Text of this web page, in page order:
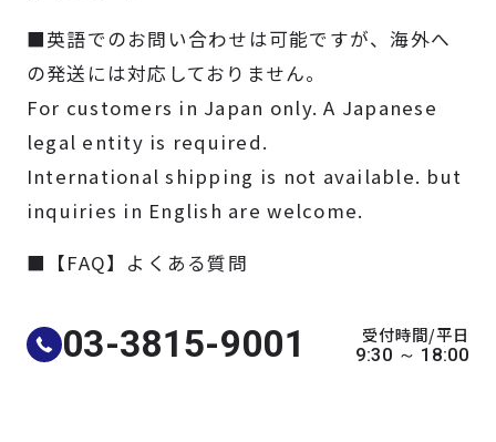
よくある質問
採用情報
事例
サポート
会社案内
■英語でのお問い合わせは可能ですが、海外へ
の発送には対応しておりません。
For customers in Japan only. A Japanese
legal entity is required.
International shipping is not available. but
inquiries in English are welcome.
■【FAQ】よくある質問
03-3815-9001 受付時間/平日
9:30 ～ 18:00